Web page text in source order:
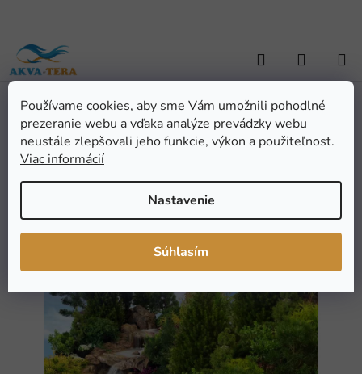
Používame cookies, aby sme Vám umožnili pohodlné
prezeranie webu a vďaka analýze prevádzky webu
neustále zlepšovali jeho funkcie, výkon a použiteľnosť.
Viac informácií
Nastavenie
Súhlasím
obsah
Hľadať
KOŠÍK
Domov / ZÁHRADNÁ JAZIERKA / Jazierka, kaskády a vodopády
Umelý potok SET3
Umelý potok SET3
Priemerné
produktu
0,0
z
hviezdičiek.
NeohodnotenéPodrobnosti hodnotenia